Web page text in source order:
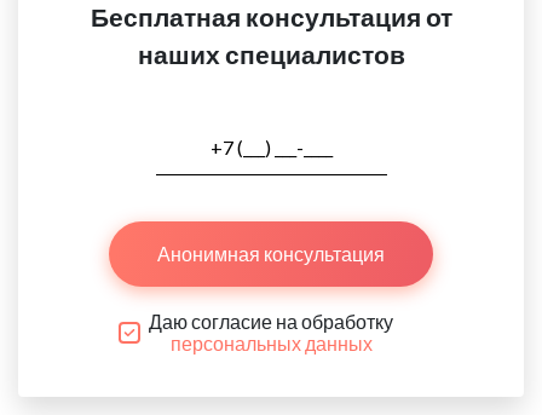
Бесплатная консультация от
наших специалистов
Анонимная консультация
Даю согласие на обработку
персональных данных